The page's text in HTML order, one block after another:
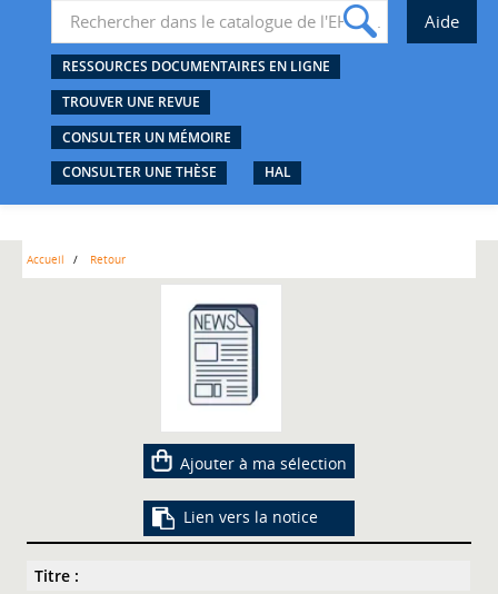
RESSOURCES DOCUMENTAIRES EN LIGNE
TROUVER UNE REVUE
CONSULTER UN MÉMOIRE
CONSULTER UNE THÈSE
HAL
Accueil Retour
Ajouter à ma sélection
Lien vers la notice
Titre :